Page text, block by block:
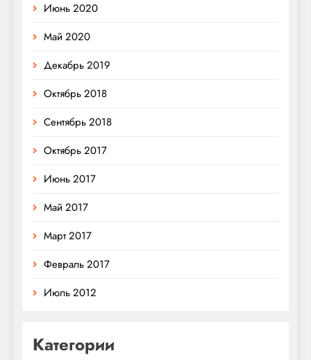
Июнь 2020
Май 2020
Декабрь 2019
Октябрь 2018
Сентябрь 2018
Октябрь 2017
Июнь 2017
Май 2017
Март 2017
Февраль 2017
Июль 2012
Категории